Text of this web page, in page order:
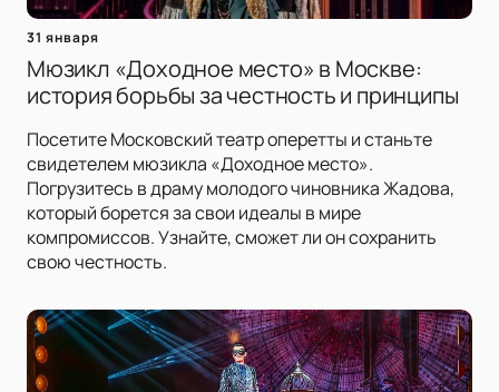
31 января
Мюзикл «Доходное место» в Москве:
история борьбы за честность и принципы
Посетите Московский театр оперетты и станьте
свидетелем мюзикла «Доходное место».
Погрузитесь в драму молодого чиновника Жадова,
который борется за свои идеалы в мире
компромиссов. Узнайте, сможет ли он сохранить
свою честность.